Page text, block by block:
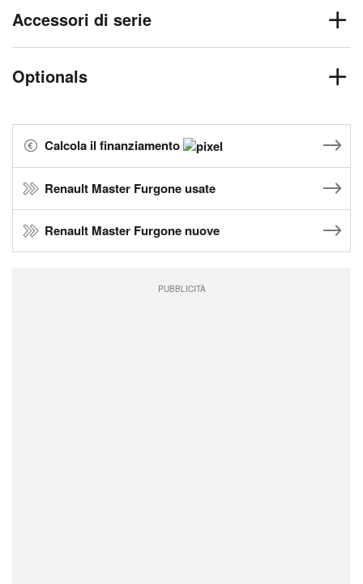
Accessori di serie
Optionals
Calcola il finanziamento
Renault Master Furgone usate
Renault Master Furgone nuove
PUBBLICITÀ